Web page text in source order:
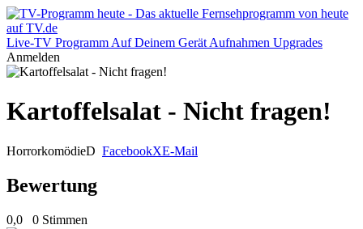
Live-TV Programm Auf Deinem Gerät Aufnahmen Upgrades
Anmelden
Kartoffelsalat - Nicht fragen!
HorrorkomödieD FacebookXE-Mail
Bewertung
0,0 0 Stimmen